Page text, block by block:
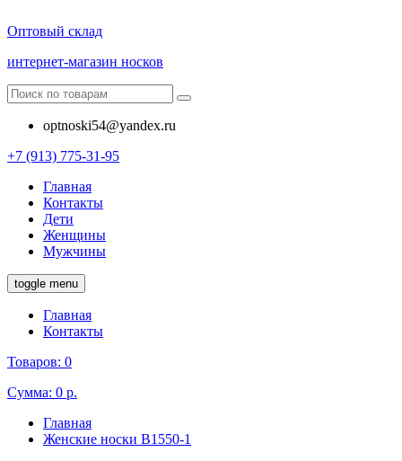
Оптовый склад
интернет-магазин носков
optnoski54@yandex.ru
+7 (913) 775-31-95
Главная
Контакты
Дети
Женщины
Мужчины
toggle menu
Главная
Контакты
Товаров: 0
Сумма: 0 р.
Главная
Женские носки B1550-1